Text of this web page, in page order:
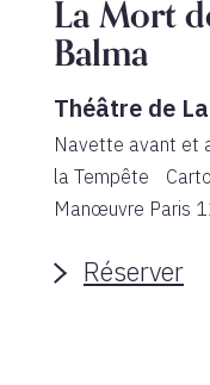
La Mort
Balma
Théâtre de
Navette avant et
la Tempête
Manœuvre Paris
Réserver